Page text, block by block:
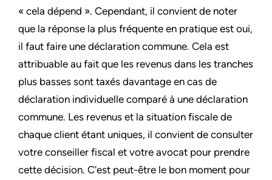
« cela dépend ». Cependant, il convient de noter
que la réponse la plus fréquente en pratique est oui,
il faut faire une déclaration commune. Cela est
attribuable au fait que les revenus dans les tranches
plus basses sont taxés davantage en cas de
déclaration individuelle comparé à une déclaration
commune. Les revenus et la situation fiscale de
chaque client étant uniques, il convient de consulter
votre conseiller fiscal et votre avocat pour prendre
cette décision. C'est peut-être le bon moment pour